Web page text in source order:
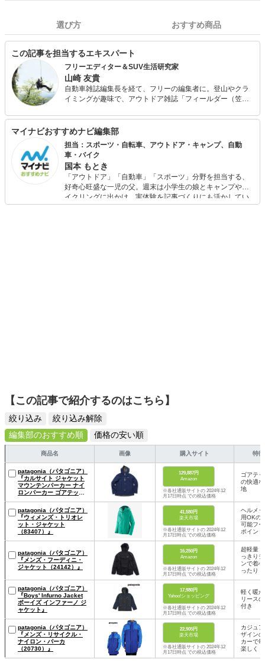
選び方 おすすめ商品
この記事を担当するエキスパート
フリーエディター＆SUV生活研究家
山崎 友貴
自動車雑誌編集長を経て、フリーの編集者に。登山やクラ
イミングが趣味で、アウトドア雑誌「フィールダー（笠倉
品などの遊び道具の収納場所で、愛車のJeepラングラーも
すっかり倉庫代わりに。昨今は車中泊にもハマり、住居を
キャンピングカーに変えるか真剣に悩み中。
マイナビおすすめナビ編集部
担当：スポーツ・自転車、アウトドア・キャンプ、自動
車・バイク
国本 もとき
「アウトドア」「自動車」「スポーツ」分野を担当する、
好奇心旺盛な一児の父。週末は小学生の娘とキャンプやサ
イクリングに出かけ、実体験を記事づくりにも活かしてい
ます。読者の「知りたい」を分かりやすく届けることをモ
【この記事で紹介するのはこちら】
絞り込み
絞り込み解除
編集部のおすすめ順
価格の安い順
商品名 画像 購入サイト 特徴
patagonia（パタゴニア）
『カルサイト ジャケット
マウンテンパーカー ナイ
ロンパーカー ゴアテック
Calcite Jacket 84986』
129,887円
Amazon
※各社通販サイトの 2024年12
月17日時点 での税込価格
ゴアテ
の快適
地
patagonia（パタゴニア）
『ウィメンズ・トリオレ
ット・ジャケット
（83407）』
41,580円
楽天市場
※各社通販サイトの 2024年12
月17日時点 での税込価格
ヘルメ
用OKの
可能フ
ポイント
patagonia（パタゴニア）
『メンズ・フーディニ・
ジャケット（24142）』
16,250円
Amazon
※各社通販サイトの 2024年12
月17日時点 での税込価格
超軽量
っきり
ンで着
ったり
patagonia（パタゴニア）
『Boys' Infurno Jacket
ボーイズ インファーノ ジ
ャケット』
17,980円
Yahoo!ショッピング
※各社通販サイトの 2024年12
月17日時点 での税込価格
軽く暖
リース
付き
patagonia（パタゴニア）
『メンズ・リサイクル・
ナイロン・パーカ
（20730）』
22,905円
楽天市場
※各社通販サイトの 2024年12
月17日時点 での税込価格
カジュ
ザイン
カーで
楽しく